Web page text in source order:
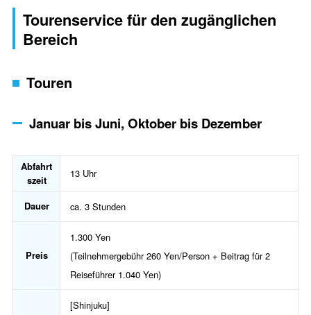
Tourenservice für den zugänglichen
Bereich
Touren
Januar bis Juni, Oktober bis Dezember
Abfahrt
szeit
13 Uhr
Dauer ca. 3 Stunden
Preis
1.300 Yen
(Teilnehmergebühr 260 Yen/Person + Beitrag für 2
Reiseführer 1.040 Yen)
[Shinjuku]